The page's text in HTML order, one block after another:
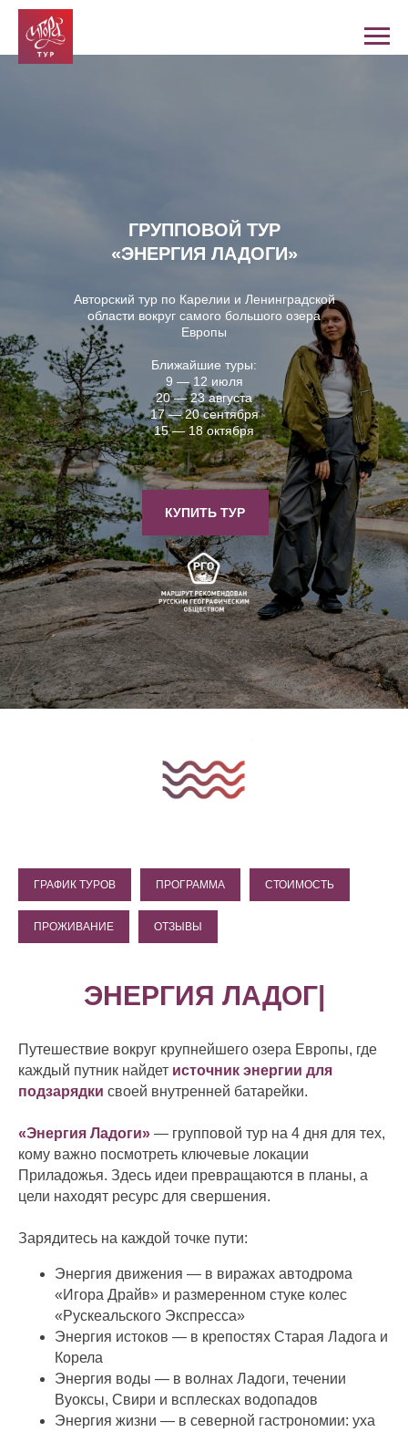
ГРУППОВОЙ ТУР
«ЭНЕРГИЯ ЛАДОГИ»
КУПИТЬ ТУР
Авторский тур по Карелии и Ленинградской
области вокруг самого большого озера
Европы
Ближайшие туры:
9 — 12 июля
20 — 23 августа
17 — 20 сентября
15 — 18 октября
ГРАФИК ТУРОВ ПРОГРАММА СТОИМОСТЬ
ПРОЖИВАНИЕ ОТЗЫВЫ
ЭНЕР|
Путешествие вокруг крупнейшего озера Европы, где
каждый путник найдет источник энергии для
подзарядки своей внутренней батарейки.
«Энергия Ладоги» — групповой тур на 4 дня для тех,
кому важно посмотреть ключевые локации
Приладожья. Здесь идеи превращаются в планы, а
цели находят ресурс для свершения.
Зарядитесь на каждой точке пути:
Энергия движения — в виражах автодрома
«Игора Драйв» и размеренном стуке колес
«Рускеальского Экспресса»
Энергия истоков — в крепостях Старая Ладога и
Корела
Энергия воды — в волнах Ладоги, течении
Вуоксы, Свири и всплесках водопадов
Энергия жизни — в северной гастрономии: уха